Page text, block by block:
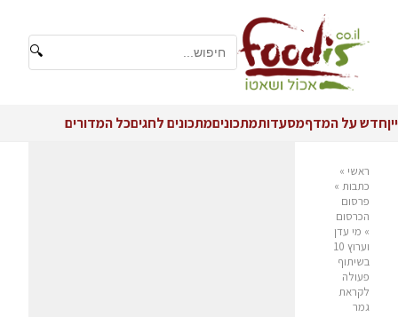
🔍
ייןחדש על המדףמסעדותמתכוניםמתכונים לחגיםכל המדורים
ראשי »
כתבות »
פרסום
הכרסום
» מי עדן
וערוץ 10
בשיתוף
פעולה
לקראת
גמר